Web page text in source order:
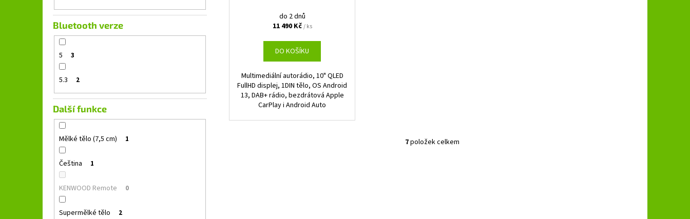
Bluetooth verze
5 3
5.3 2
Další funkce
Mělké tělo (7,5 cm) 1
Čeština 1
KENWOOD Remote 0
Supermělké tělo 2
do 2 dnů
11 490 Kč/ ks
DO KOŠÍKU
Multimediální autorádio, 10" QLED
FullHD displej, 1DIN tělo, OS Android
13, DAB+ rádio, bezdrátová Apple
CarPlay i Android Auto
O
7položek celkem